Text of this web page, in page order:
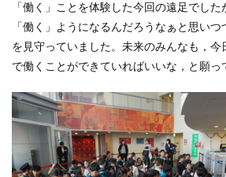
「働く」ことを体験した今回の遠足でし
「働く」ようになるんだろうなぁと思い
を見守っていました。未来のみんなも，
で働くことができていればいいな，と願っ